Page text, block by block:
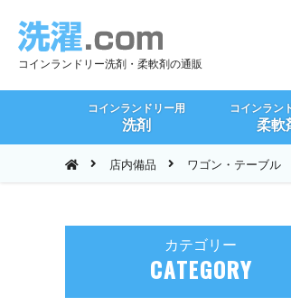
コインランドリー洗剤・柔軟剤の通販
コインランドリー用
洗剤
コインラン
柔軟
店内備品 ワゴン・テーブル
カテゴリー
CATEGORY